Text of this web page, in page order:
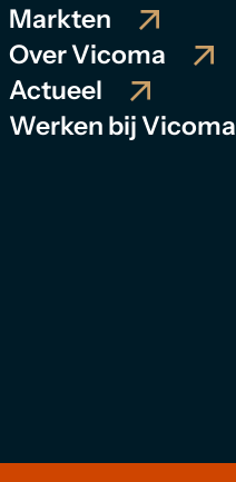
Markten
Over Vicoma
Actueel
Werken bij Vicoma